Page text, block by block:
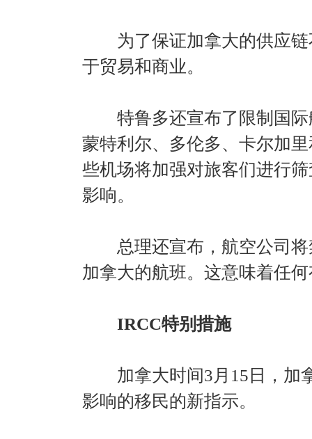
为了保证加拿大的供应链
于贸易和商业。
特鲁多还宣布了限制国际
蒙特利尔、多伦多、卡尔加
些机场将加强对旅客们进行
影响。
总理还宣布，航空公司将
加拿大的航班。这意味着任
IRCC特别措施
加拿大时间3月15日，加
影响的移民的新指示。